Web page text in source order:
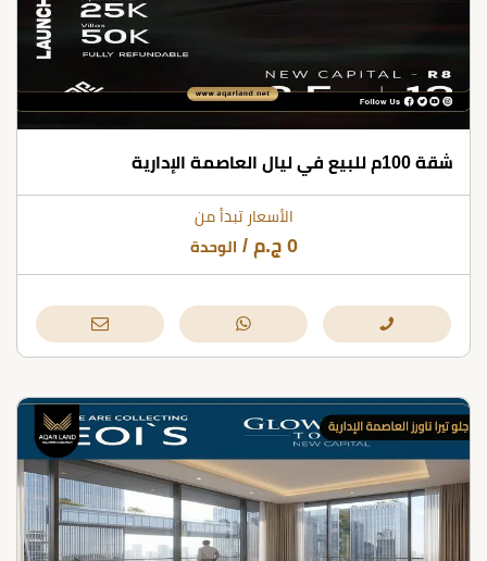
شقة 100م للبيع في ليال العاصمة الإدارية
الأسعار تبدأ من
0 ج.م / الوحدة